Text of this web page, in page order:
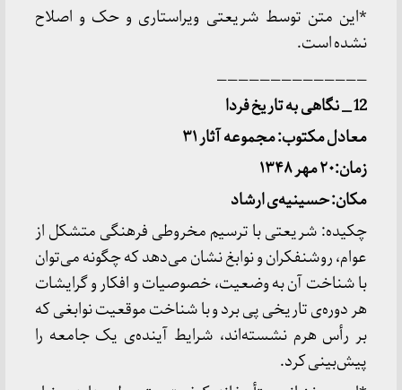
*این متن توسط شریعتی ویراستاری و حک و اصلاح
نشده است.
______________
12 _ نگاهی به تاریخ فردا
معادل مکتوب: مجموعه آثار ۳۱
زمان:۲۰ مهر ۱۳۴۸
مکان: حسینیهی ارشاد
چکیده: شریعتی با ترسیم مخروطی فرهنگی متشکل از
عوام، روشنفکران و نوابغ نشان می‌دهد که چگونه می‌توان
با شناخت آن به وضعیت، خصوصیات و افکار و گرایشات
هر دوره‌ی تاریخی پی برد و با شناخت موقعیت نوابغی که
بر رأس هرم نشسته‌اند، شرایط آینده‌ی یک جامعه را
پیش‌بینی کرد.